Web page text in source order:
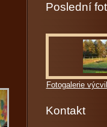
Poslední
Fotogalerie
Kontakt